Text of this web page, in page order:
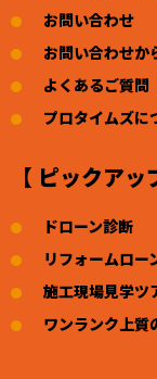
お問い合わせ
お問い合わせか
よくあるご質問
プロタイムズに
【 ピックアッ
ドローン診断
リフォームロー
施工現場見学ツ
ワンランク上質